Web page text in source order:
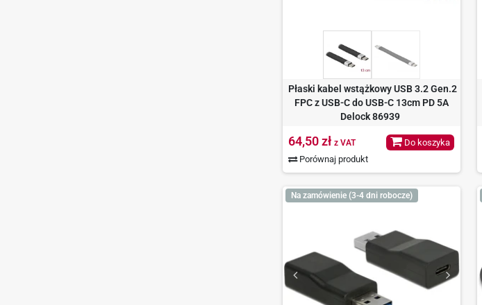
Płaski kabel wstążkowy USB 3.2 Gen.2
FPC z USB-C do USB-C 13cm PD 5A
Delock 86939
64,50 zł z VAT
Porównaj produkt
Do koszyka
Na zamówienie (3-4 dni robocze)